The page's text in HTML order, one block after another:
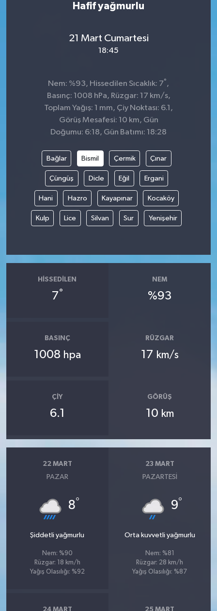
Hafif yağmurlu
21 Mart Cumartesi
18:45
Nem: %93, Hissedilen Sıcaklık: 7° ,
Basınç: 1008 hPa, Rüzgar: 17 km/s,
Toplam Yağış: 1 mm, Çiy Noktası: 6.1,
Görüş Mesafesi: 10 km, Gün
Doğumu: 6:18, Gün Batımı: 18:28
Bağlar Bismil Çermik Çınar
Çüngüş Dicle Eğil Ergani
Hani Hazro Kayapınar Kocaköy
Kulp Lice Silvan Sur Yenişehir
HISSEDILEN
7°
NEM
%93
BASINÇ
1008 hpa
RÜZGAR
17 km/s
ÇIY
6.1
GÖRÜŞ
10 km
22 MART
PAZAR
8°
Şiddetli yağmurlu
Nem: %90
Rüzgar: 18 km/h
Yağış Olasılığı: %92
23 MART
PAZARTESI
9°
Orta kuvvetli yağmurlu
Nem: %81
Rüzgar: 28 km/h
Yağış Olasılığı: %87
24 MART 25 MART
RESMİ İLANLAR
SOLHAN
SPOR
YAYLADERE
YEDİSU